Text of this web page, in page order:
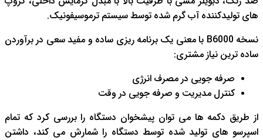
های تولیدکننده آب گرم شده توسط سیستم ترموسیفونیک.
نسخه B6000 با معنی یک برنامه ریزی ساده و مفید سعی در برآوردن
ساده ترین نیاز مشتری:
صرفه جویی در مصرف انرژی
کنترل مدیریت و صرفه جویی در وقت
از طریق دکمه ها می توان پیشخوان دستگاه را بررسی کرد که تمام
اسپرسو های تولید شده توسط دستگاه را شمارش می کند، داشتن